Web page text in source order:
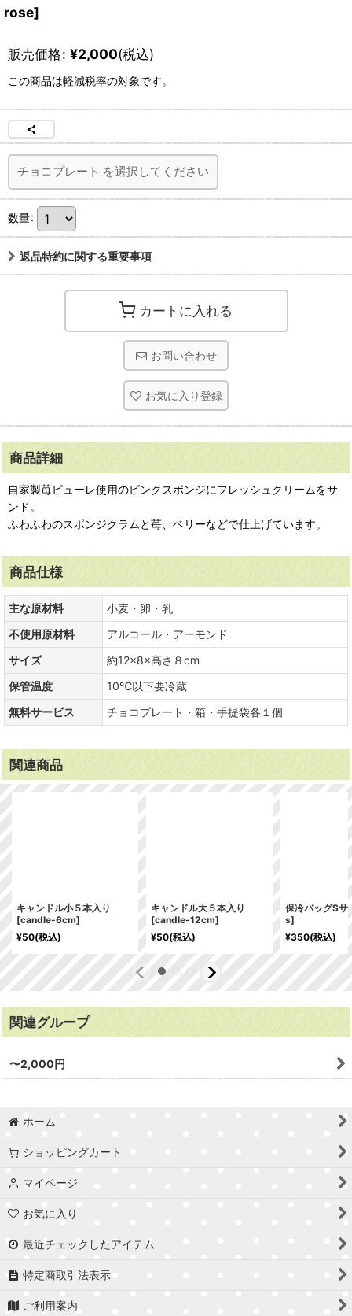
rose]
販売価格: ¥2,000(税込)
この商品は軽減税率の対象です。
チョコプレート を選択してください
数量:
返品特約に関する重要事項
カートに入れる
お問い合わせ
お気に入り登録
商品詳細
自家製苺ピューレ使用のピンクスポンジにフレッシュクリームをサ
ンド。
ふわふわのスポンジクラムと苺、ベリーなどで仕上げています。
商品仕様
主な原材料
小麦・卵・乳
不使用原材料
アルコール・アーモンド
サイズ
約12×8×高さ８cm
保管温度
10℃以下要冷蔵
無料サービス
チョコプレート・箱・手提袋各１個
関連商品
キャンドル小５本入り
[candle-6cm]
¥50(税込)
キャンドル大５本入り
[candle-12cm]
¥50(税込)
保冷バッグSサ
s]
¥350(税込)
関連グループ
〜2,000円
ホーム
ショッピングカート
マイページ
お気に入り
最近チェックしたアイテム
特定商取引法表示
ご利用案内